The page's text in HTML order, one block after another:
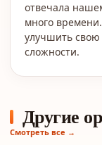
отвечала
много
улучшить свою
сложности.
Другие
Смотреть все →